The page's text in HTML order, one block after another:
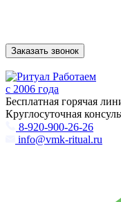
Заказать звонок
Работаем
с 2006 года
Бесплатная горячая
Круглосуточная
8-920-900-26-26
info@vmk-ritual.ru